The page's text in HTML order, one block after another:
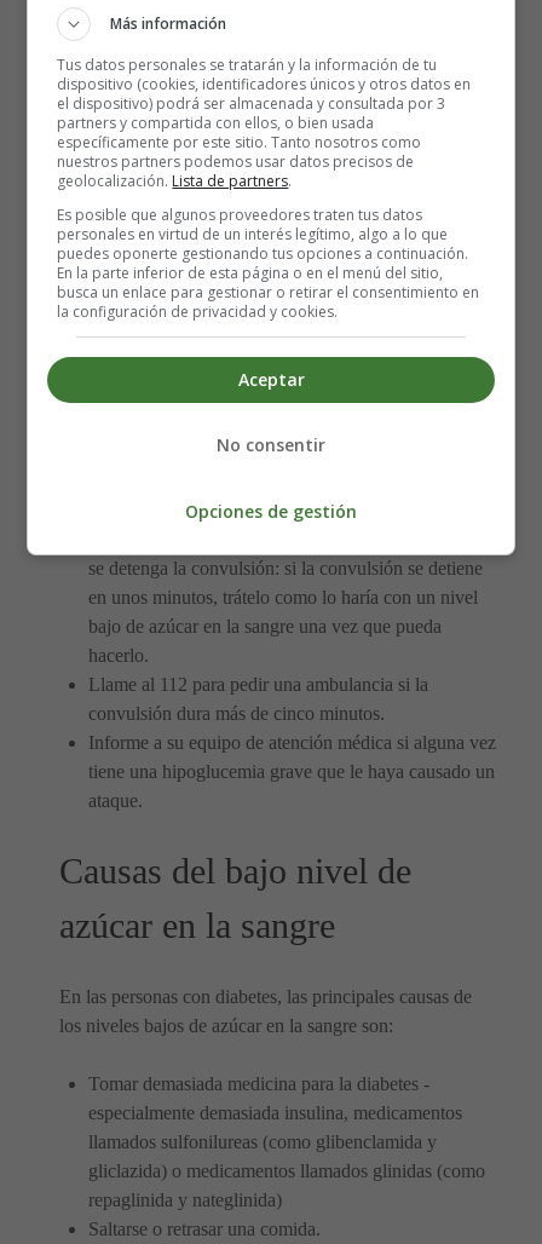
para pedir una ambulancia si no mejora en 10
Dele una bebida azucarada o un snack que contenga
carbohidratos.
Informe a su equipo de atención médica si alguna vez
tiene una hipoglucemia grave que le hizo perder el
conocimiento.
Tratar a alguien que tiene una
convulsión
Siga estos pasos si alguien tiene una convulsión debido a
un bajo nivel de azúcar en la sangre:
Quédese con la persona y evite que se lastime,
cosa peligrosa.
se detenga la convulsión: si la convulsión se detiene
en unos minutos, trátelo como lo haría con un nivel
bajo de azúcar en la sangre una vez que pueda
hacerlo.
Llame al 112 para pedir una ambulancia si la
convulsión dura más de cinco minutos.
Informe a su equipo de atención médica si alguna vez
tiene una hipoglucemia grave que le haya causado un
ataque.
Causas del bajo nivel de
azúcar en la sangre
En las personas con diabetes, las principales causas de
los niveles bajos de azúcar en la sangre son:
Tomar demasiada medicina para la diabetes -
especialmente demasiada insulina, medicamentos
llamados sulfonilureas (como glibenclamida y
gliclazida) o medicamentos llamados glinidas (como
repaglinida y nateglinida)
Saltarse o retrasar una comida.
Más información
Tus datos personales se tratarán y la información de tu
dispositivo (cookies, identificadores únicos y otros datos en
el dispositivo) podrá ser almacenada y consultada por 3
partners y compartida con ellos, o bien usada
específicamente por este sitio. Tanto nosotros como
nuestros partners podemos usar datos precisos de
geolocalización. Lista de partners.
Es posible que algunos proveedores traten tus datos
personales en virtud de un interés legítimo, algo a lo que
puedes oponerte gestionando tus opciones a continuación.
En la parte inferior de esta página o en el menú del sitio,
busca un enlace para gestionar o retirar el consentimiento en
la configuración de privacidad y cookies.
Aceptar
No consentir
Opciones de gestión